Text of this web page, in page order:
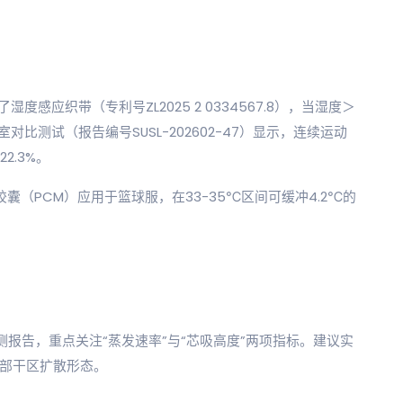
度感应织带（专利号ZL2025 2 0334567.8），当湿度＞
对比测试（报告编号SUSL-202602-47）显示，连续运动
。
囊（PCM）应用于篮球服，在33-35℃区间可缓冲4.2℃的
告，重点关注“蒸发速率”与“芯吸高度”两项指标。建议实
干区扩散形态。